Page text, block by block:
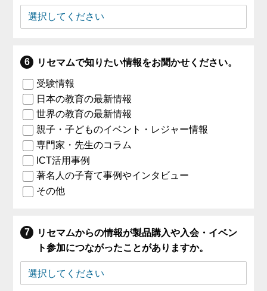
リセマムで知りたい情報をお聞かせください。
受験情報
日本の教育の最新情報
世界の教育の最新情報
親子・子どものイベント・レジャー情報
専門家・先生のコラム
ICT活用事例
著名人の子育て事例やインタビュー
その他
リセマムからの情報が製品購入や入会・イベン
ト参加につながったことがありますか。